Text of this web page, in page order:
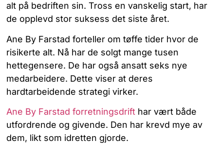
alt på bedriften sin. Tross en vanskelig start, har
de opplevd stor suksess det siste året.
Ane By Farstad forteller om tøffe tider hvor de
risikerte alt. Nå har de solgt mange tusen
hettegensere. De har også ansatt seks nye
medarbeidere. Dette viser at deres
hardtarbeidende strategi virker.
Ane By Farstad forretningsdrift har vært både
utfordrende og givende. Den har krevd mye av
dem, likt som idretten gjorde.